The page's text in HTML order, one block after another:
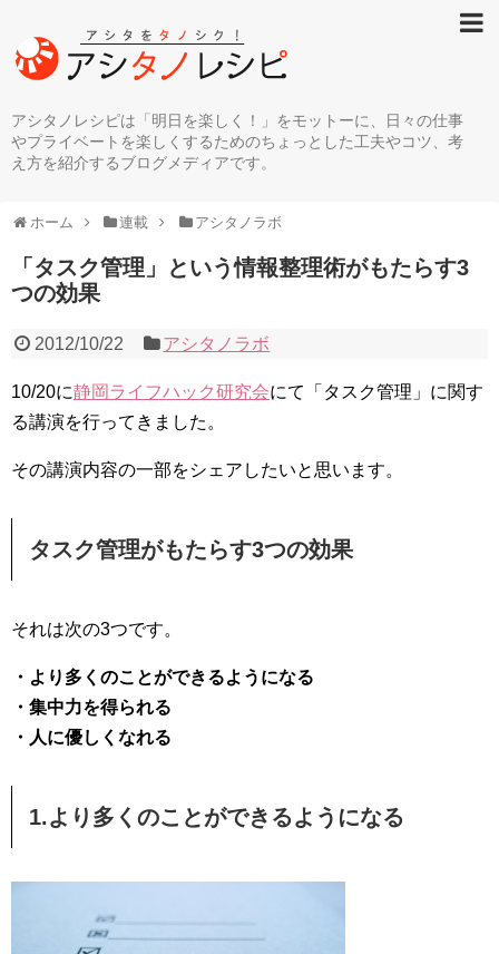
アシタノレシピは「明日を楽しく！」をモットーに、日々の仕事
やプライベートを楽しくするためのちょっとした工夫やコツ、考
え方を紹介するブログメディアです。
ホーム 連載 アシタノラボ
「タスク管理」という情報整理術がもたらす3
つの効果
2012/10/22 アシタノラボ
10/20に静岡ライフハック研究会にて「タスク管理」に関す
る講演を行ってきました。
その講演内容の一部をシェアしたいと思います。
タスク管理がもたらす3つの効果
それは次の3つです。
・より多くのことができるようになる
・集中力を得られる
・人に優しくなれる
1.より多くのことができるようになる